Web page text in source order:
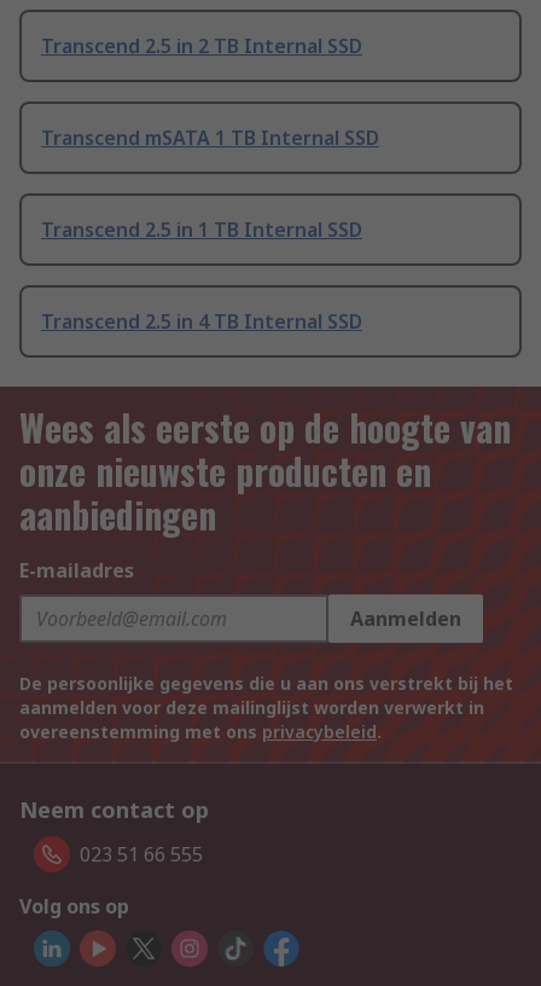
Transcend 2.5 in 2 TB Internal SSD
Transcend mSATA 1 TB Internal SSD
Transcend 2.5 in 1 TB Internal SSD
Transcend 2.5 in 4 TB Internal SSD
Wees als eerste op de hoogte van
onze nieuwste producten en
aanbiedingen
E-mailadres
Aanmelden
De persoonlijke gegevens die u aan ons verstrekt bij het
aanmelden voor deze mailinglijst worden verwerkt in
overeenstemming met ons privacybeleid.
Neem contact op
023 51 66 555
Volg ons op